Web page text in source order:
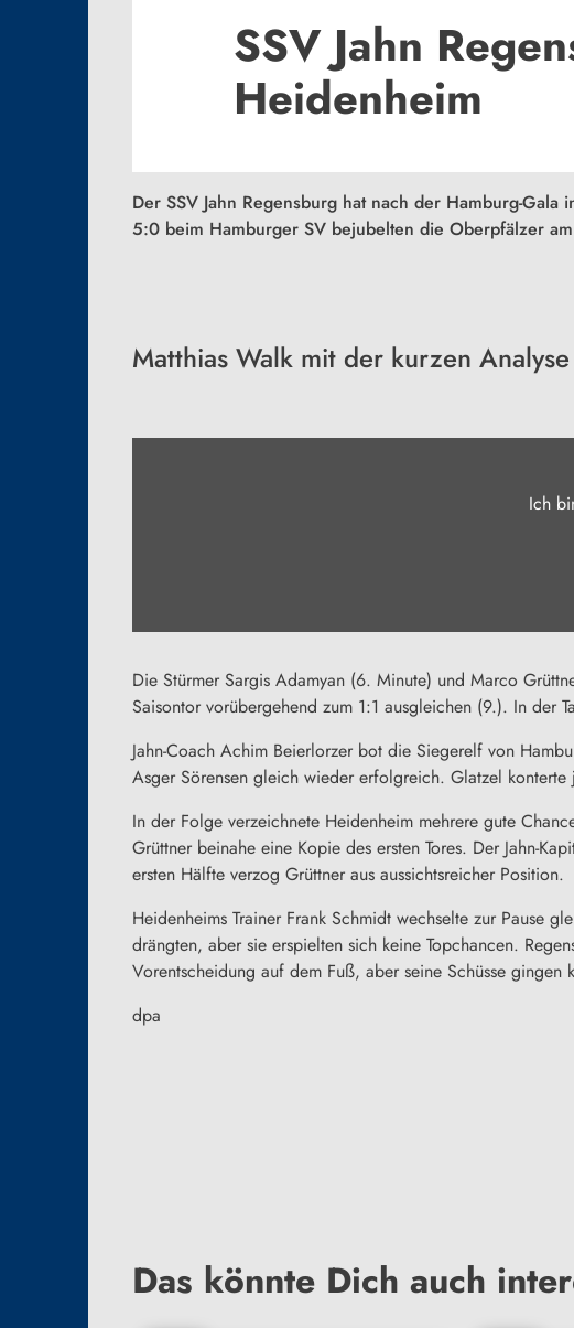
SSV Jahn
Heidenheim
Der SSV Jahn Regensburg hat nach der Hamburg-Gala
5:0 beim Hamburger SV bejubelten die Oberpfälzer
Matthias Walk mit der kurzen
Ich
Die Stürmer Sargis Adamyan (6. Minute) und Marco
Saisontor vorübergehend zum 1:1 ausgleichen (9.). In der
Jahn-Coach Achim Beierlorzer bot die Siegerelf von
Asger Sörensen gleich wieder erfolgreich. Glatzel
In der Folge verzeichnete Heidenheim mehrere gute
Grüttner beinahe eine Kopie des ersten Tores. Der Jahn-
ersten Hälfte verzog Grüttner aus aussichtsreicher Position.
Heidenheims Trainer Frank Schmidt wechselte zur Pause
drängten, aber sie erspielten sich keine Topchancen.
Vorentscheidung auf dem Fuß, aber seine Schüsse
dpa
Das könnte Dich auch